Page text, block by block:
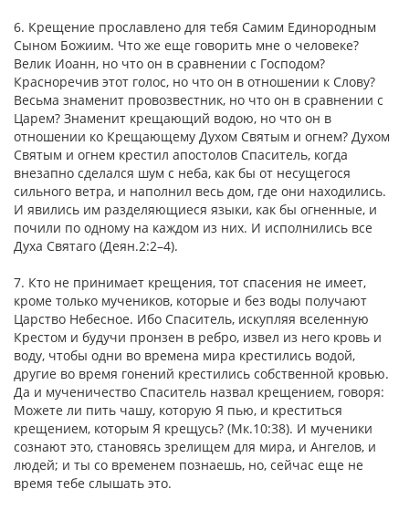
6. Крещение прославлено для тебя Самим Единородным
Сыном Божиим. Что же еще говорить мне о человеке?
Велик Иоанн, но что он в сравнении с Господом?
Красноречив этот голос, но что он в отношении к Слову?
Весьма знаменит провозвестник, но что он в сравнении с
Царем? Знаменит крещающий водою, но что он в
отношении ко Крещающему Духом Святым и огнем? Духом
Святым и огнем крестил апостолов Спаситель, когда
внезапно сделался шум с неба, как бы от несущегося
сильного ветра, и наполнил весь дом, где они находились.
И явились им разделяющиеся языки, как бы огненные, и
почили по одному на каждом из них. И исполнились все
Духа Святаго (Деян.2:2–4).
7. Кто не принимает крещения, тот спасения не имеет,
кроме только мучеников, которые и без воды получают
Царство Небесное. Ибо Спаситель, искупляя вселенную
Крестом и будучи пронзен в ребро, извел из него кровь и
воду, чтобы одни во времена мира крестились водой,
другие во время гонений крестились собственной кровью.
Да и мученичество Спаситель назвал крещением, говоря:
Можете ли пить чашу, которую Я пью, и креститься
крещением, которым Я крещусь? (Мк.10:38). И мученики
сознают это, становясь зрелищем для мира, и Ангелов, и
людей; и ты со временем познаешь, но, сейчас еще не
время тебе слышать это.